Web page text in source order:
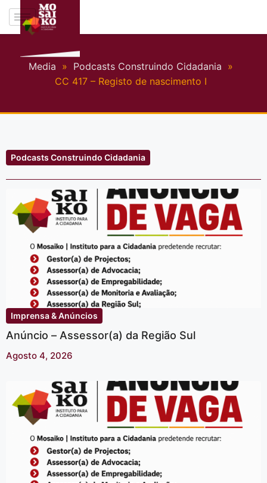
Media » Podcasts Construindo Cidadania »
CC 417 – Registo de nascimento I
Podcasts Construindo Cidadania
Imprensa & Anúncios
Anúncio – Assessor(a) da Região Sul
Agosto 4, 2026